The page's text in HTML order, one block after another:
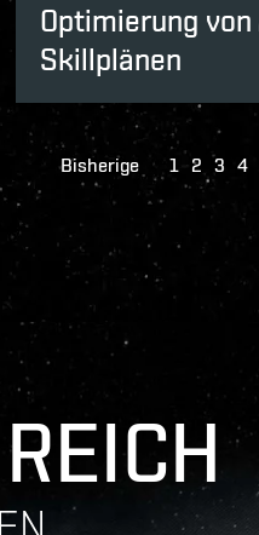
Optimierung
Skillplänen
Bisherige 1 2 3 4